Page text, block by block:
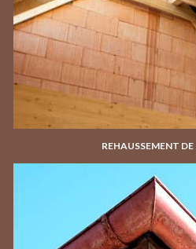
REHAUSSEMENT